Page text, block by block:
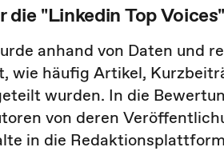
"Linkedin Top Voices"
anhand von Daten und
wie häufig Artikel,
wurden. In die
von deren
in die